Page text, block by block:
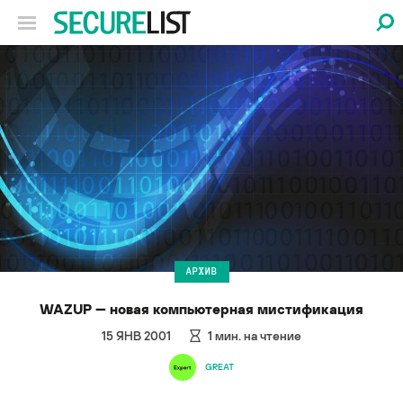
АРХИВ
WAZUP — новая компьютерная мистификация
15 ЯНВ 2001 1 мин. на чтение
GREAT